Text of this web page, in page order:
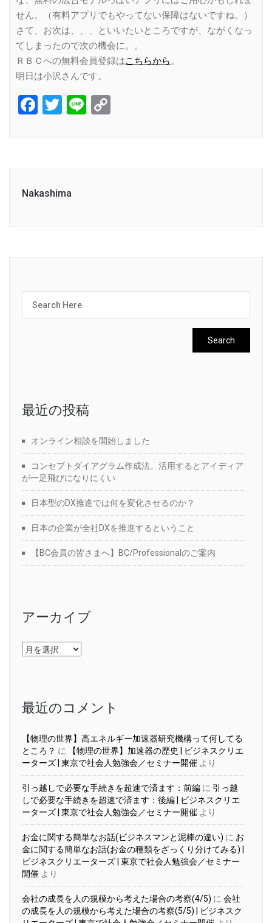
せん。（有料アプリでもやってない保障はないですね。）
さて、お次は、、、といいたいところですが、ながくなっ
てしまったので次の機会に。。
ＲＢＣへの無料会員登録はこちらから。
明日は小沢さんです。
Facebook
Twitter
Line
Nakashima
最近の投稿
オンライン相談を開始しました
コンセプトダイアグラム作成法。活用するとアイディア
が一足飛びになりにくい
日本型のDX推進では何を変化させるのか？
日本の企業が全社DXを推進するということ
【BC会員の皆さまへ】BC/Professionalのご案内
アーカイブ
ア
ー
最近のコメント
【物理の世界】高エネルギー加速器研究機構って何してる
ところ？ に
【物理の世界】加速器の歴史 | ビジネスクリエ
ーターズ | 東京で社会人勉強会／セミナー開催 より
引っ越しで必要な手続きを超速で済ます：前編 に 引っ越
しで必要な手続きを超速で済ます：後編 | ビジネスクリエ
ーターズ | 東京で社会人勉強会／セミナー開催 より
お金に関する簡単なお話(ビジネスマンと泥棒の違い) に お
金に関する簡単なお話(お金の種類をざっくり分けてみる) |
ビジネスクリエーターズ | 東京で社会人勉強会／セミナー
開催 より
会社の成長を人の規模から考えた場合の考察(4/5) に 会社
の成長を人の規模から考えた場合の考察(5/5) | ビジネスク